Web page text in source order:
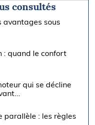
consultés
avantages sous
: quand le confort
qui se décline
parallèle : les règles